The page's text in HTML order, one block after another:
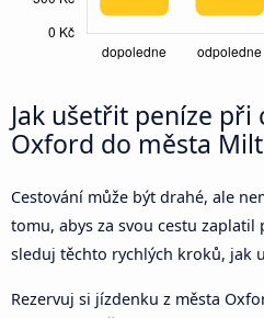
Jak ušetřit peníze při
Oxford do města
Cestování může být drahé, ale
tomu, abys za svou cestu zaplatil
sleduj těchto rychlých kroků, jak
Rezervuj si jízdenku z města